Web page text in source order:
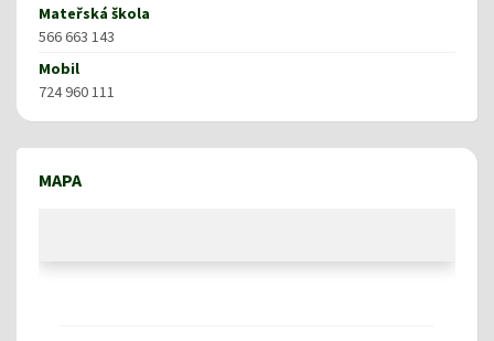
Mateřská škola
566 663 143
Mobil
724 960 111
MAPA